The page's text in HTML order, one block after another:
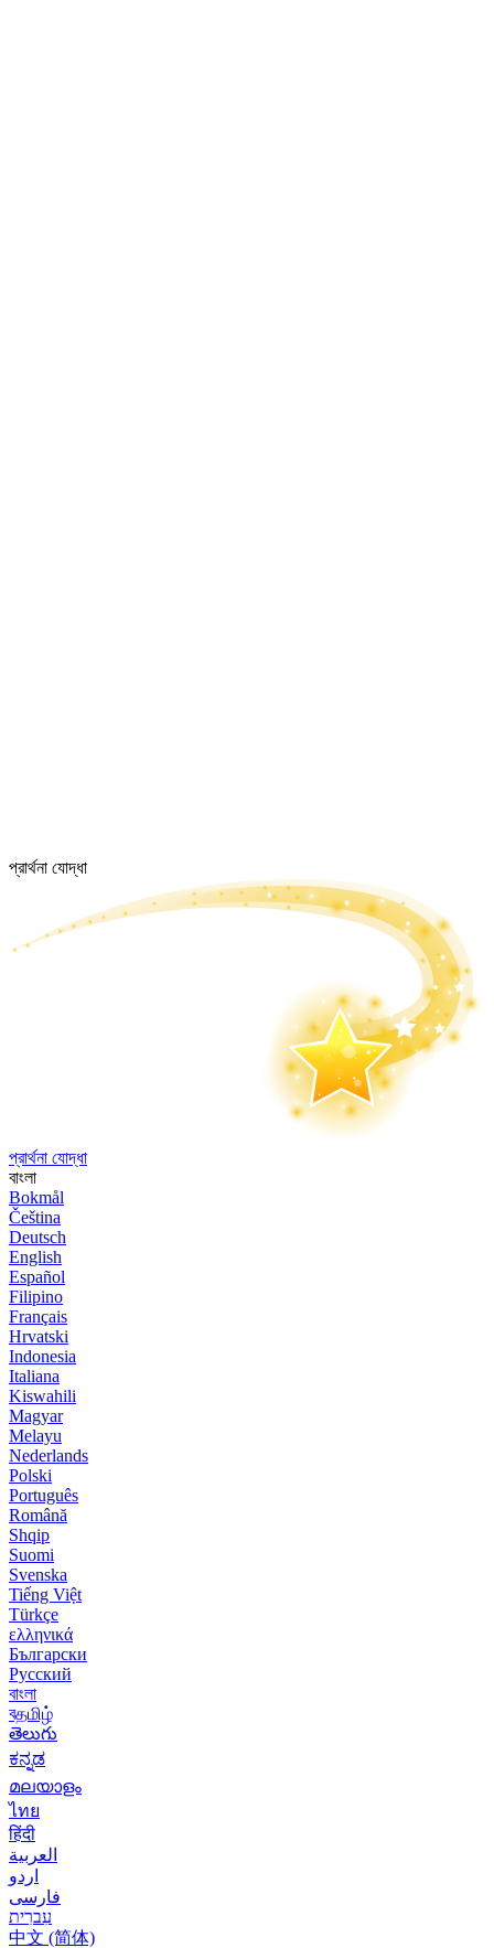
প্রার্থনা যোদ্ধা
প্রার্থনা যোদ্ধা
বাংলা
Bokmål
Čeština
Deutsch
English
Español
Filipino
Français
Hrvatski
Indonesia
Italiana
Kiswahili
Magyar
Melayu
Nederlands
Polski
Português
Română
Shqip
Suomi
Svenska
Tiếng Việt
Türkçe
ελληνικά
Български
Русский
বাংলা
বதமிழ்
తెలుగు
ಕನ್ನಡ
മലയാളം
ไทย
हिंदी
العربية
اردو
فارسی
עִברִית
中文 (简体)